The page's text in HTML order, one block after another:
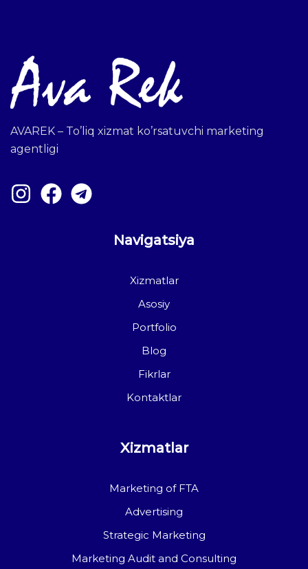
AVAREK – To’liq xizmat ko’rsatuvchi marketing
agentligi
Navigatsiya
Xizmatlar
Asosiy
Portfolio
Blog
Fikrlar
Kontaktlar
Xizmatlar
Marketing of FTA
Advertising
Strategic Marketing
Marketing Audit and Consulting